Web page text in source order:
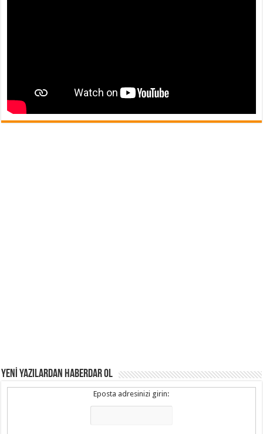
YENİ YAZILARDAN HABERDAR OL
Eposta adresinizi girin: